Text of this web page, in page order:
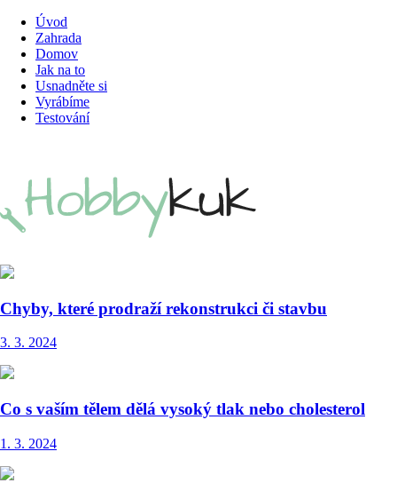
Úvod
Zahrada
Domov
Jak na to
Usnadněte si
Vyrábíme
Testování
Chyby, které prodraží rekonstrukci či stavbu
3. 3. 2024
Co s vaším tělem dělá vysoký tlak nebo cholesterol
1. 3. 2024